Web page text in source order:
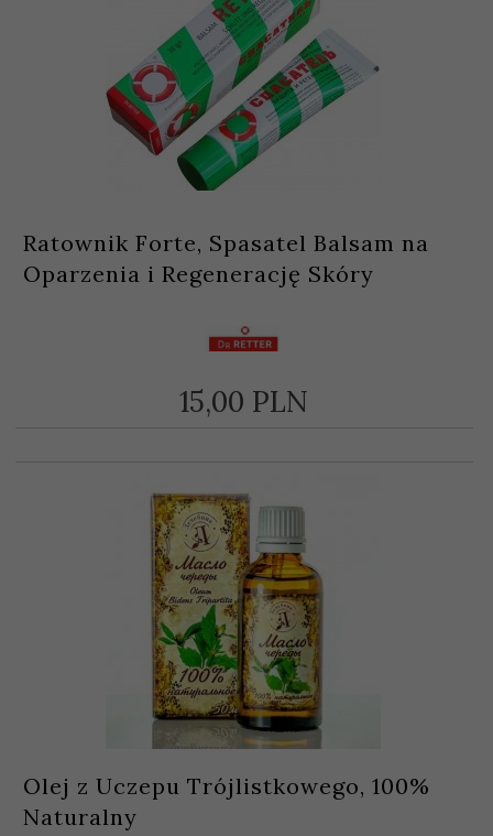
Ratownik Forte, Spasatel Balsam na
Oparzenia i Regenerację Skóry
15,00 PLN
Olej z Uczepu Trójlistkowego, 100%
Naturalny